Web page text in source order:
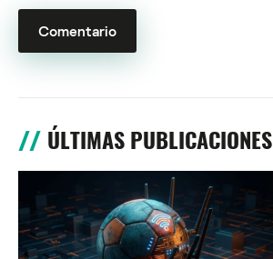
ÚLTIMAS PUBLICACIONES